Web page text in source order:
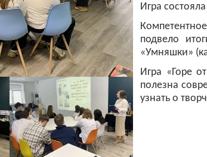
Игра
подвело
«Умняшки»
Игра «Горе
полезна
узнать о